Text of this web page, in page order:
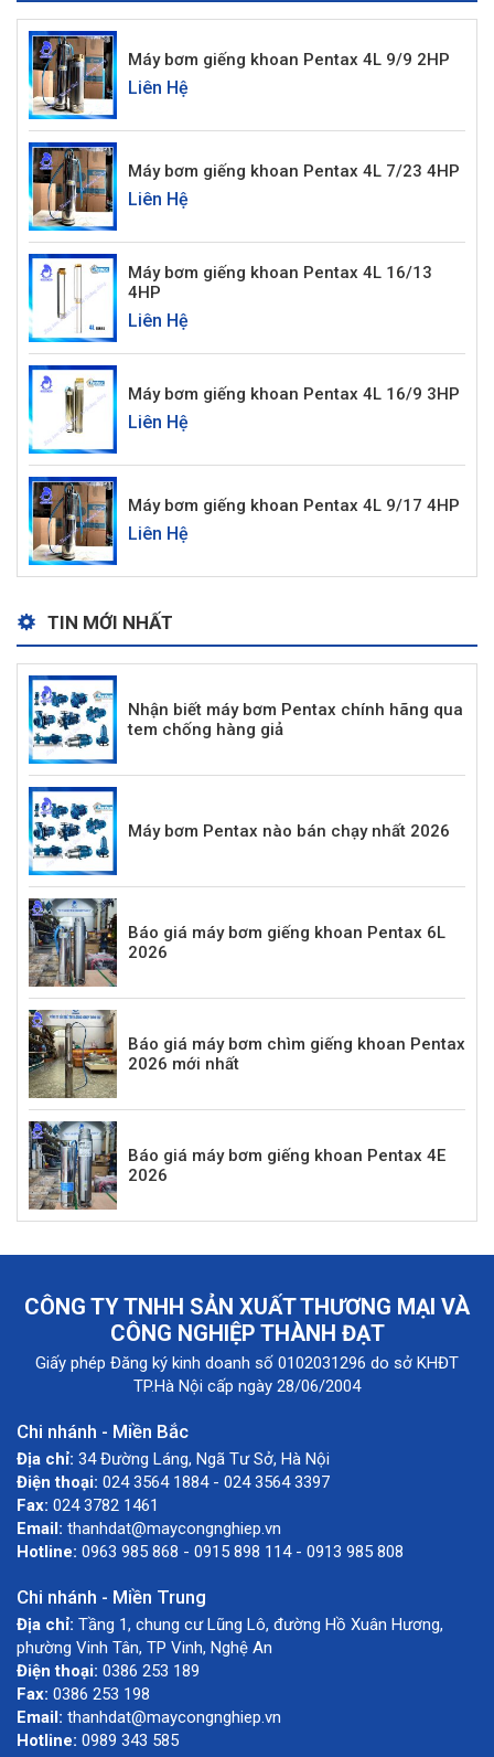
Máy bơm giếng khoan Pentax 4L 9/9 2HP
Liên Hệ
Máy bơm giếng khoan Pentax 4L 7/23 4HP
Liên Hệ
Máy bơm giếng khoan Pentax 4L 16/13
4HP
Liên Hệ
Máy bơm giếng khoan Pentax 4L 16/9 3HP
Liên Hệ
Máy bơm giếng khoan Pentax 4L 9/17 4HP
Liên Hệ
TIN MỚI NHẤT
Nhận biết máy bơm Pentax chính hãng qua
tem chống hàng giả
Máy bơm Pentax nào bán chạy nhất 2026
Báo giá máy bơm giếng khoan Pentax 6L
2026
Báo giá máy bơm chìm giếng khoan Pentax
2026 mới nhất
Báo giá máy bơm giếng khoan Pentax 4E
2026
CÔNG TY TNHH SẢN XUẤT THƯƠNG MẠI VÀ
CÔNG NGHIỆP THÀNH ĐẠT
Giấy phép Đăng ký kinh doanh số 0102031296 do sở KHĐT
TP.Hà Nội cấp ngày 28/06/2004
Chi nhánh - Miền Bắc
Địa chỉ: 34 Đường Láng, Ngã Tư Sở, Hà Nội
Điện thoại: 024 3564 1884 - 024 3564 3397
Fax: 024 3782 1461
Email: thanhdat@maycongnghiep.vn
Hotline: 0963 985 868 - 0915 898 114 - 0913 985 808
Chi nhánh - Miền Trung
Địa chỉ: Tầng 1, chung cư Lũng Lô, đường Hồ Xuân Hương,
phường Vinh Tân, TP Vinh, Nghệ An
Điện thoại: 0386 253 189
Fax: 0386 253 198
Email: thanhdat@maycongnghiep.vn
Hotline: 0989 343 585